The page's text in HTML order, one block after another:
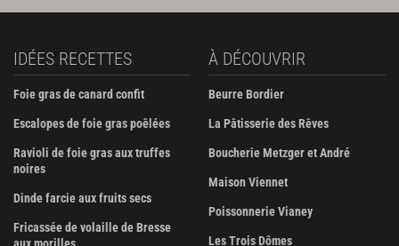
IDÉES RECETTES
Foie gras de canard confit
Escalopes de foie gras poêlées
Ravioli de foie gras aux truffes
noires
Dinde farcie aux fruits secs
Fricassée de volaille de Bresse
aux morilles
À DÉCOUVRIR
Beurre Bordier
La Pâtisserie des Rêves
Boucherie Metzger et André
Maison Viennet
Poissonnerie Vianey
Les Trois Dômes